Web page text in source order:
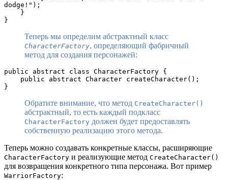
dodge!");
    }
}
Теперь мы определим абстрактный класс
CharacterFactory, определяющий фабричный
метод для создания персонажей:
public abstract class CharacterFactory {
    public abstract Character createCharacter();
}
Обратите внимание, что метод CreateCharacter()
абстрактный, то есть каждый подкласс
CharacterFactory должен будет предоставлять
собственную реализацию этого метода.
Теперь можно создавать конкретные классы, расширяющие
CharacterFactory и реализующие метод CreateCharacter()
для возвращения конкретного типа персонажа. Вот пример
WarriorFactory: